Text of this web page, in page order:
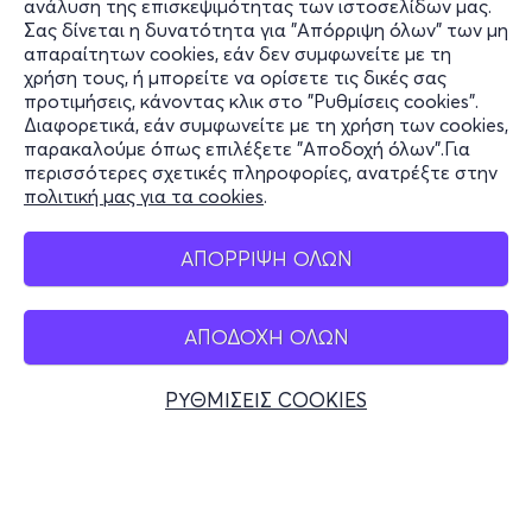
ανάλυση της επισκεψιμότητας των ιστοσελίδων μας.
Σας δίνεται η δυνατότητα για "Απόρριψη όλων" των μη
απαραίτητων cookies, εάν δεν συμφωνείτε με τη
χρήση τους, ή μπορείτε να ορίσετε τις δικές σας
προτιμήσεις, κάνοντας κλικ στο "Ρυθμίσεις cookies".
Διαφορετικά, εάν συμφωνείτε με τη χρήση των cookies,
παρακαλούμε όπως επιλέξετε "Αποδοχή όλων".Για
περισσότερες σχετικές πληροφορίες, ανατρέξτε στην
πολιτική μας για τα cookies.
ΑΠΟΡΡΙΨΗ ΟΛΩΝ
ΑΠΟΔΟΧΗ ΟΛΩΝ
ΡΥΘΜΙΣΕΙΣ COOKIES
Το 2023 ξεκίνησε η δεύτερη παραγωγή της ομάδας με
τίτλο «Εφτά εις Άπειρον», με την υποστήριξη της
εταιρείας «ΕΚΤΟΣ ΟΡΙΩΝ».
Το έργο έκανε πρεμιέρα τον Μάρτιο του 2024 και
επιλέχθηκε να παρουσιαστεί στο Καλλιτεχνικό
ίδιο χρόνο. Το έργο συνέχισε έναν νέο κύκλο
παραστάσεων στην Αθήνα, και συγκεκριμένα στο
Θέατρο Πλύφα, και στη Θεατρική Συμπαιγνία στα
Γιάννενα, με καινούργια σύνθεση Ομάδας και
ανανεωμένο υλικό.
Πληροφορίες
Υποστήριξη
Stay Connected
Mobile app